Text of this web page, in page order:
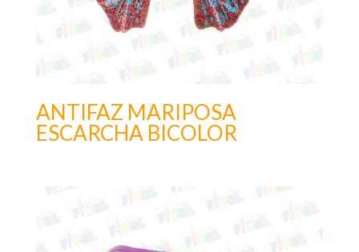
ANTIFAZ MARIPOSA
ESCARCHA BICOLOR